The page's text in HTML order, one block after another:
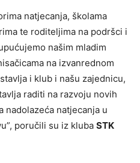
natjecanja, školama
te roditeljima na podršci i
našim mladim
na izvanrednom
i klub i našu zajednicu,
raditi na razvoju novih
nadolazeća natjecanja u
poručili su iz kluba STK